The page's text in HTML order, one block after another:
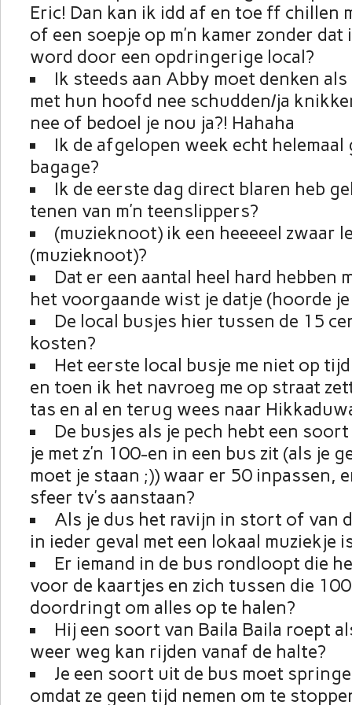
Eric! Dan kan ik idd af en toe ff chillen
of een soepje op m’n kamer zonder
word door een opdringerige local?
Ik steeds aan Abby moet denken als
met hun hoofd nee schudden/ja
nee of bedoel je nou ja?! Hahaha
Ik de afgelopen week echt helemaal
bagage?
Ik de eerste dag direct blaren heb
tenen van m’n teenslippers?
(muzieknoot) ik een heeeeel zwaar
(muzieknoot)?
Dat er een aantal heel hard hebben
het voorgaande wist je datje (hoorde
De local busjes hier tussen de 15
kosten?
Het eerste local busje me niet op
en toen ik het navroeg me op straat
tas en al en terug wees naar
De busjes als je pech hebt een
je met z’n 100-en in een bus zit (als je
moet je staan ;)) waar er 50 inpassen,
sfeer tv’s aanstaan?
Als je dus het ravijn in stort of van
in ieder geval met een lokaal muziekje
Er iemand in de bus rondloopt die
voor de kaartjes en zich tussen die
doordringt om alles op te halen?
Hij een soort van Baila Baila roept
weer weg kan rijden vanaf de halte?
Je een soort uit de bus moet
omdat ze geen tijd nemen om te